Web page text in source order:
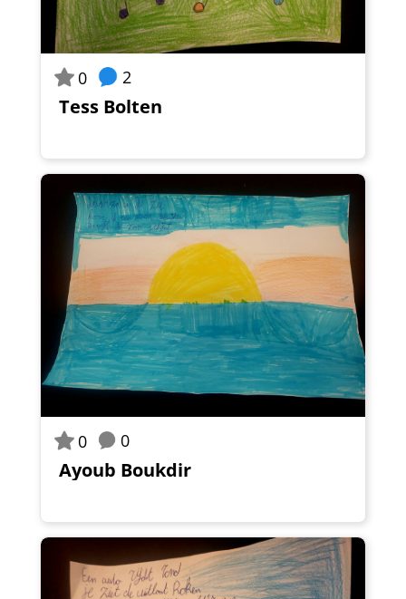
0 2
Tess Bolten
0 0
Ayoub Boukdir